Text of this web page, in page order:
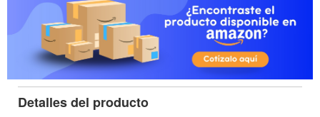
Detalles del producto